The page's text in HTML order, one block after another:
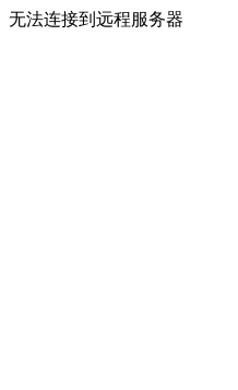
无法连接到远程服务器